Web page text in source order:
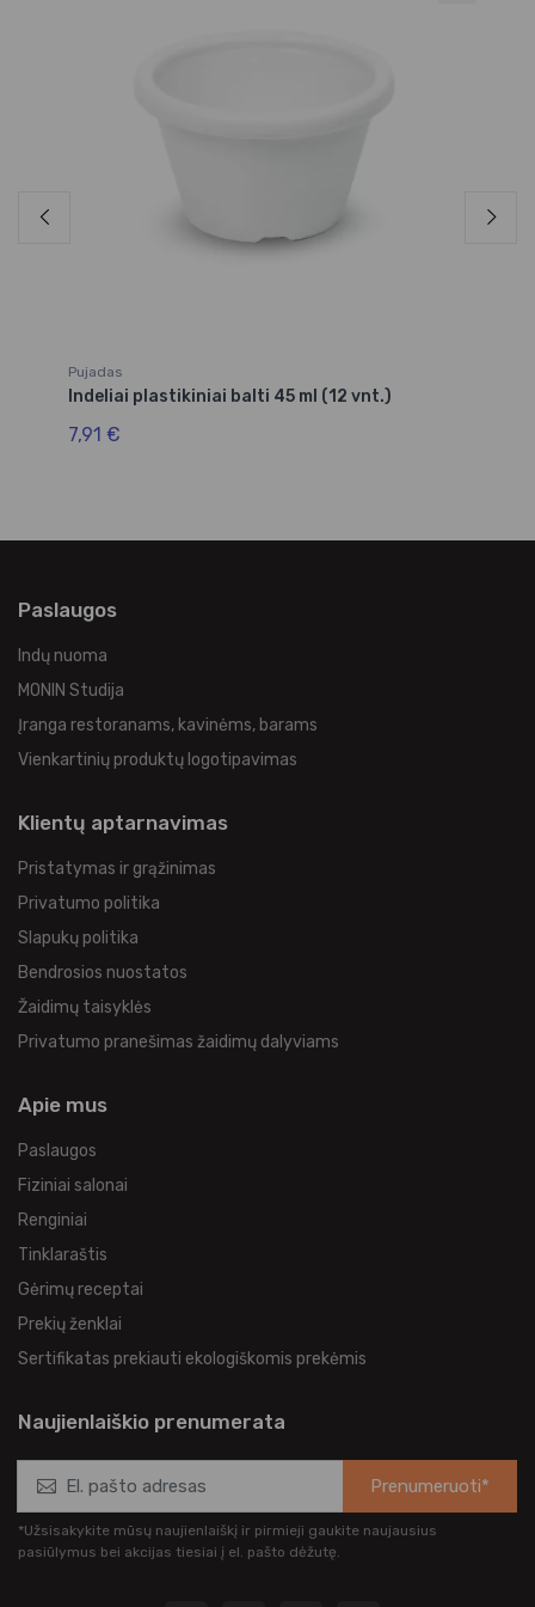
Pujadas
Indeliai plastikiniai balti 45 ml (12 vnt.)
7,91 €
Paslaugos
Indų nuoma
MONIN Studija
Įranga restoranams, kavinėms, barams
Vienkartinių produktų logotipavimas
Klientų aptarnavimas
Pristatymas ir grąžinimas
Privatumo politika
Slapukų politika
Bendrosios nuostatos
Žaidimų taisyklės
Privatumo pranešimas žaidimų dalyviams
Apie mus
Paslaugos
Fiziniai salonai
Renginiai
Tinklaraštis
Gėrimų receptai
Prekių ženklai
Sertifikatas prekiauti ekologiškomis prekėmis
Naujienlaiškio prenumerata
Prenumeruoti*
*Užsisakykite mūsų naujienlaiškį ir pirmieji gaukite naujausius
pasiūlymus bei akcijas tiesiai į el. pašto dėžutę.